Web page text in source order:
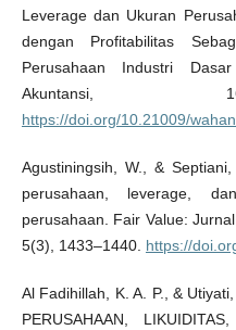
Leverage dan Ukuran
dengan Profitabilitas
Perusahaan Industri
Akuntansi,
https://doi.org/10.21009/
Agustiningsih, W., &
perusahaan, leverage,
perusahaan. Fair Value:
5(3), 1433–1440. https://
Al Fadihillah, K. A. P., &
PERUSAHAAN,